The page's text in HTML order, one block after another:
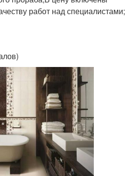
работ над специалистами;